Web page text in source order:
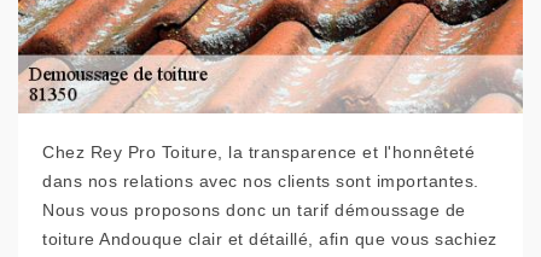
Chez Rey Pro Toiture, la transparence et l'honnêteté
dans nos relations avec nos clients sont importantes.
Nous vous proposons donc un tarif démoussage de
toiture Andouque clair et détaillé, afin que vous sachiez